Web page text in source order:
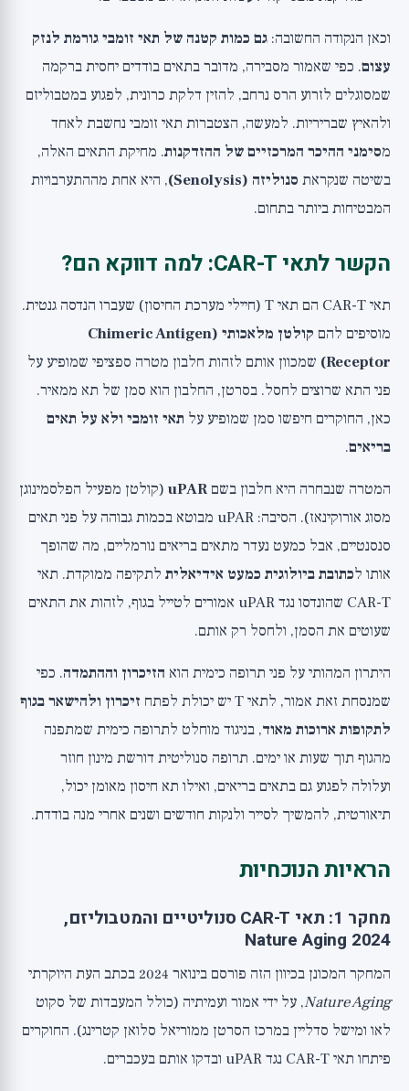
וכאן הנקודה החשובה: גם כמות קטנה של תאי זומבי גורמת לנזק
עצום. כפי שאמור מסבירה, מדובר בתאים בודדים יחסית ברקמה
שמסוגלים לזרוע הרס נרחב, להזין דלקת כרונית, לפגוע במטבוליזם
ולהאיץ שבריריות. למעשה, הצטברות תאי זומבי נחשבת לאחד
מסימני ההיכר המרכזיים של ההזדקנות. מחיקת התאים האלה,
בשיטה שנקראת סנוליזה (Senolysis)
, היא אחת מההתערבויות
המבטיחות ביותר בתחום.
הקשר לתאי CAR-T: למה דווקא הם?
תאי CAR-T הם תאי T (חיילי מערכת החיסון) שעברו הנדסה גנטית.
מוסיפים להם
קולטן מלאכותי (Chimeric Antigen
Receptor) שמכוון אותם לזהות חלבון מטרה ספציפי שמופיע על
פני התא שרוצים לחסל. בסרטן, החלבון הוא סמן של תא ממאיר.
כאן, החוקרים חיפשו סמן שמופיע על תאי זומבי ולא על תאים
בריאים.
המטרה שנבחרה היא חלבון בשםuPAR (קולטן מפעיל הפלסמינוגן
מסוג אורוקינאז). הסיבה: uPAR מבוטא בכמות גבוהה על פני תאים
סנסנטיים, אבל כמעט נעדר מתאים בריאים נורמליים, מה שהופך
אותו לכתובת ביולוגית כמעט אידיאלית לתקיפה ממוקדת. תאי
CAR-T שהונדסו נגד uPAR אמורים לטייל בגוף, לזהות את התאים
שעוטים את הסמן, ולחסל רק אותם.
היתרון המהותי על פני תרופה כימית הוא הזיכרון וההתמדה. כפי
שמנסחת זאת אמור, לתאי T יש יכולת לפתח
זיכרון ולהישאר בגוף
לתקופות ארוכות מאוד, בניגוד מוחלט לתרופה כימית שמתפנה
מהגוף תוך שעות או ימים. תרופה סנוליטית דורשת מינון חוזר
ועלולה לפגוע גם בתאים בריאים, ואילו תא חיסון מאומן יכול,
תיאורטית, להמשיך לסייר ולנקות חודשים ושנים אחרי מנה בודדת.
הראיות הנוכחיות
מחקר 1: תאי CAR-T סנוליטיים והמטבוליזם,
Nature Aging 2024
המחקר המכונן בכיוון הזה פורסם בינואר 2024 בכתב העת היוקרתי
Nature Aging, על ידי אמור ועמיתיה (כולל המעבדות של סקוט
לאו ומישל סדליין במרכז הסרטן ממוריאל סלואן קטרינג). החוקרים
פיתחו תאי CAR-T נגד uPAR ובדקו אותם בעכברים.